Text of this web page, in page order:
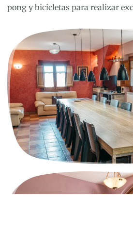
pong y bicicletas para realizar